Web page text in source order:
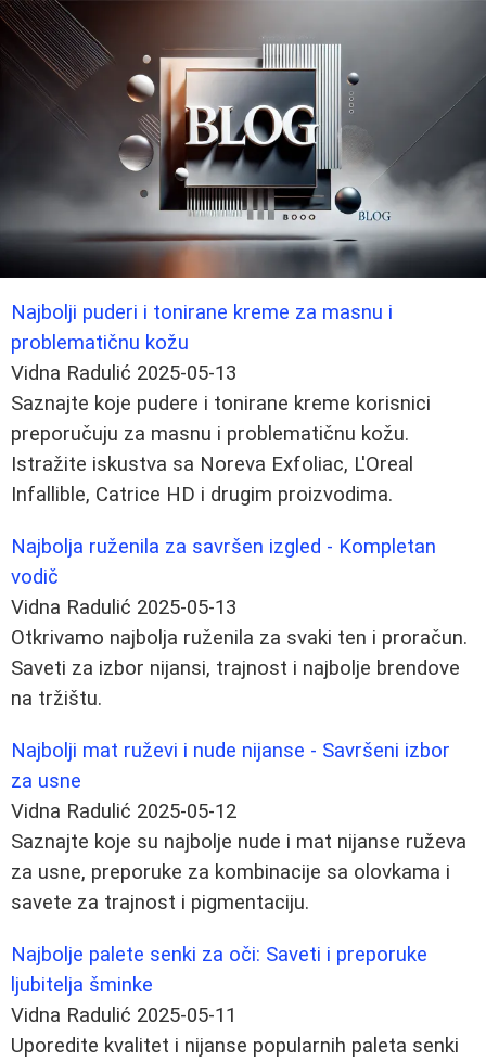
Najbolji puderi i tonirane kreme za masnu i
problematičnu kožu
Vidna Radulić 2025-05-13
Saznajte koje pudere i tonirane kreme korisnici
preporučuju za masnu i problematičnu kožu.
Istražite iskustva sa Noreva Exfoliac, L'Oreal
Infallible, Catrice HD i drugim proizvodima.
Najbolja ruženila za savršen izgled - Kompletan
vodič
Vidna Radulić 2025-05-13
Otkrivamo najbolja ruženila za svaki ten i proračun.
Saveti za izbor nijansi, trajnost i najbolje brendove
na tržištu.
Najbolji mat ruževi i nude nijanse - Savršeni izbor
za usne
Vidna Radulić 2025-05-12
Saznajte koje su najbolje nude i mat nijanse ruževa
za usne, preporuke za kombinacije sa olovkama i
savete za trajnost i pigmentaciju.
Najbolje palete senki za oči: Saveti i preporuke
ljubitelja šminke
Vidna Radulić 2025-05-11
Uporedite kvalitet i nijanse popularnih paleta senki